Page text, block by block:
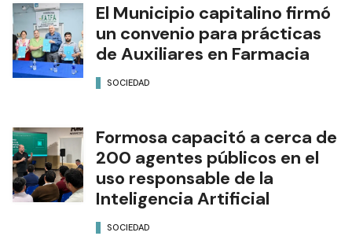
El Municipio capitalino firmó
un convenio para prácticas
de Auxiliares en Farmacia
SOCIEDAD
Formosa capacitó a cerca de
200 agentes públicos en el
uso responsable de la
Inteligencia Artificial
SOCIEDAD